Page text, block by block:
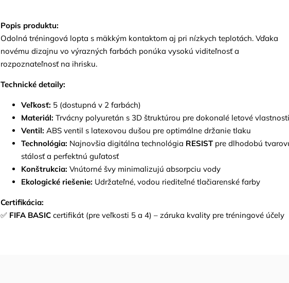
Popis produktu:
Odolná tréningová lopta s mäkkým kontaktom aj pri nízkych teplotách. Vďaka
novému dizajnu vo výrazných farbách ponúka vysokú viditeľnosť a
rozpoznateľnosť na ihrisku.
Technické detaily:
Veľkosť: 5 (dostupná v 2 farbách)
Materiál: Trvácny polyuretán s 3D štruktúrou pre dokonalé letové vlastnosti
Ventil: ABS ventil s latexovou dušou pre optimálne držanie tlaku
Technológia: Najnovšia digitálna technológia RESISTpre dlhodobú
stálosť a perfektnú guľatosť
Konštrukcia: Vnútorné švy minimalizujú absorpciu vody
Ekologické riešenie: Udržateľné, vodou riediteľné tlačiarenské farby
Certifikácia:
✅ FIFA BASIC certifikát (pre veľkosti 5 a 4) – záruka kvality pre tréningové účely